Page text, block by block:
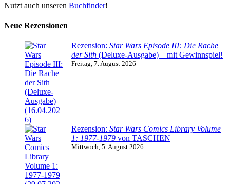
Nutzt auch unseren Buchfinder!
Neue Rezensionen
Rezension: Star Wars Episode III: Die Rache
der Sith (Deluxe-Ausgabe) – mit Gewinnspiel!
Freitag, 7. August 2026
Rezension: Star Wars Comics Library Volume
1: 1977-1979 von TASCHEN
Mittwoch, 5. August 2026